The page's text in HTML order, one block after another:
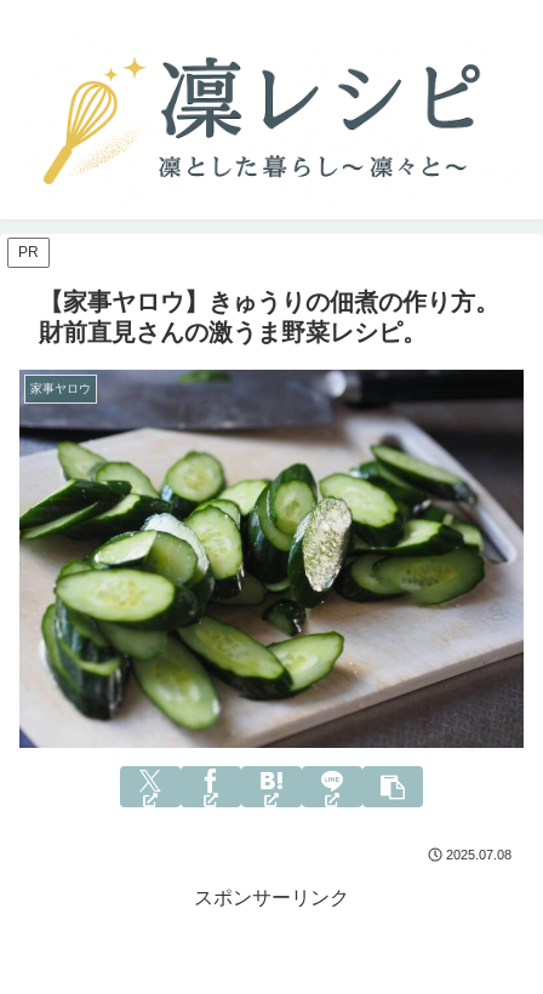
PR
【家事ヤロウ】きゅうりの佃煮の作り方。
財前直見さんの激うま野菜レシピ。
家事ヤロウ
2025.07.08
スポンサーリンク